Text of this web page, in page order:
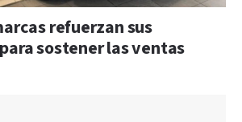
refuerzan sus
sostener las ventas